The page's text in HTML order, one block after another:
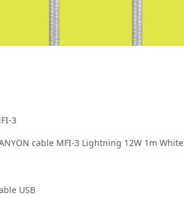
3
cable MFI-3 Lightning 12W 1m White
USB